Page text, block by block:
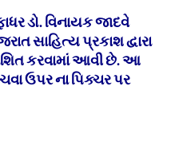
ડો. વિનાયક જાદવે
સાહિત્ય પ્રકાશ દ્વારા
કરવામાં આવી છે. આ
ઉપર ના પિક્ચર પર